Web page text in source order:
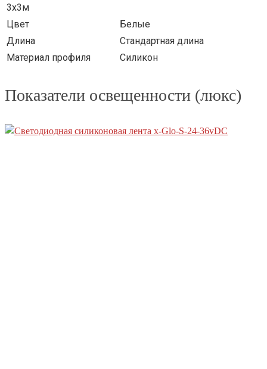
3х3м
Цвет
Белые
Длина
Стандартная длина
Материал профиля
Силикон
Показатели освещенности (люкс)